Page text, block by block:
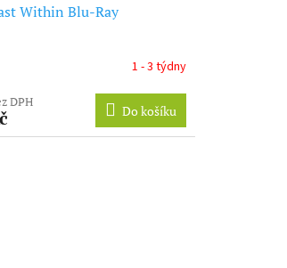
Within Blu-Ray
1 - 3 týdny
DPH
Do košíku